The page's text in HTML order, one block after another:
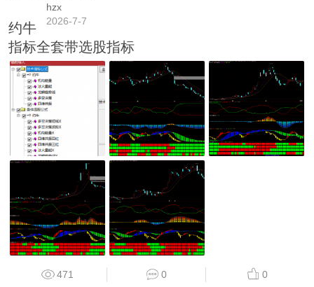
hzx
2026-7-7
约牛
指标全套带选股指标
471 0 0